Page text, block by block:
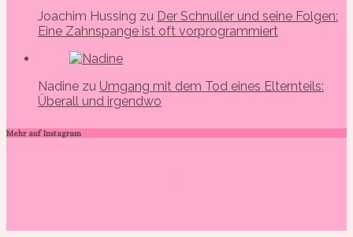
Joachim Hussing zu Der Schnuller und seine Folgen:
Eine Zahnspange ist oft vorprogrammiert
Nadine zu Umgang mit dem Tod eines Elternteils:
Überall und irgendwo
Mehr auf Instagram